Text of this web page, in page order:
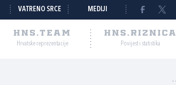
VATRENO SRCE MEDIJI
HNS.TEAM
Hrvatske reprezentacije
HNS.RIZNICA
Povijest i statistika